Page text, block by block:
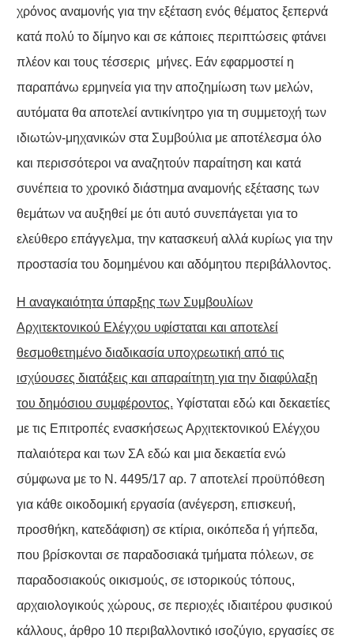
χρόνος αναμονής για την εξέταση ενός θέματος ξεπερνά
κατά πολύ το δίμηνο και σε κάποιες περιπτώσεις φτάνει
πλέον και τους τέσσερις μήνες. Εάν εφαρμοστεί η
παραπάνω ερμηνεία για την αποζημίωση των μελών,
αυτόματα θα αποτελεί αντικίνητρο για τη συμμετοχή των
ιδιωτών-μηχανικών στα Συμβούλια με αποτέλεσμα όλο
και περισσότεροι να αναζητούν παραίτηση και κατά
συνέπεια το χρονικό διάστημα αναμονής εξέτασης των
θεμάτων να αυξηθεί με ότι αυτό συνεπάγεται για το
ελεύθερο επάγγελμα, την κατασκευή αλλά κυρίως για την
προστασία του δομημένου και αδόμητου περιβάλλοντος.
Η αναγκαιότητα ύπαρξης των Συμβουλίων
Αρχιτεκτονικού Ελέγχου υφίσταται και αποτελεί
θεσμοθετημένο διαδικασία υποχρεωτική από τις
ισχύουσες διατάξεις και απαραίτητη για την διαφύλαξη
του δημόσιου συμφέροντος. Υφίσταται εδώ και δεκαετίες
με τις Επιτροπές ενασκήσεως Αρχιτεκτονικού Ελέγχου
παλαιότερα και των ΣΑ εδώ και μια δεκαετία ενώ
σύμφωνα με το Ν. 4495/17 αρ. 7 αποτελεί προϋπόθεση
για κάθε οικοδομική εργασία (ανέγερση, επισκευή,
προσθήκη, κατεδάφιση) σε κτίρια, οικόπεδα ή γήπεδα,
που βρίσκονται σε παραδοσιακά τμήματα πόλεων, σε
παραδοσιακούς οικισμούς, σε ιστορικούς τόπους,
αρχαιολογικούς χώρους, σε περιοχές ιδιαιτέρου φυσικού
κάλλους, άρθρο 10 περιβαλλοντικό ισοζύγιο, εργασίες σε